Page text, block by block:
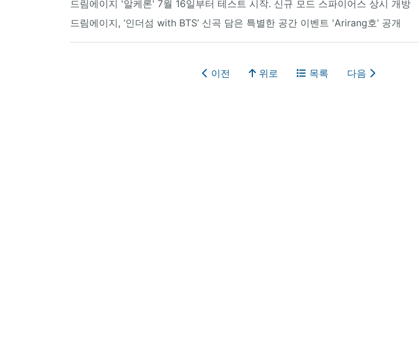
드림에이지 '알케론' 7월 16일부터 테스트 시작. 신규 모드 스파이어스 상시 개방
드림에이지, ‘인더섬 with BTS’ 신곡 담은 특별한 공간 이벤트 'Arirang호’ 공개
이전 위로 목록 다음